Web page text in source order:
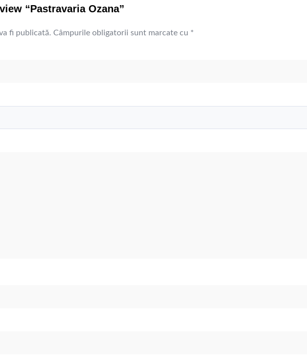
“Pastravaria Ozana”
fi publicată. Câmpurile obligatorii sunt marcate cu *